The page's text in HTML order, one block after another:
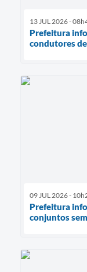
13 JUL 2026 -
Prefeitura
condutores
09 JUL 2026 -
Prefeitura
conjuntos